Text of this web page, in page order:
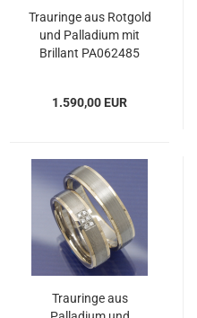
Trauringe aus Rotgold
und Palladium mit
Brillant PA062485
1.590,00 EUR
Trauringe aus